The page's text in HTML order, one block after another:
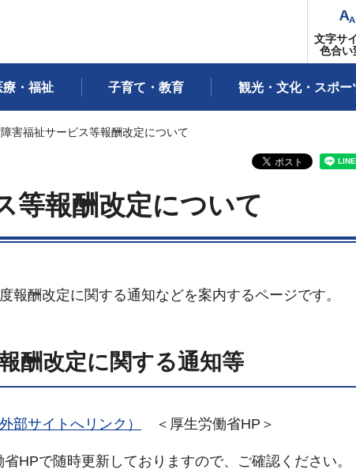
文字サ
色合い
療・福祉 子育て・教育 観光・文化・スポー
害福祉サービス等報酬改定について
等報酬改定について
酬改定に関する通知などを案内するページです。
酬改定に関する通知等
部サイトへリンク） ＜厚生労働省HP＞
HPで随時更新しておりますので、ご確認ください。